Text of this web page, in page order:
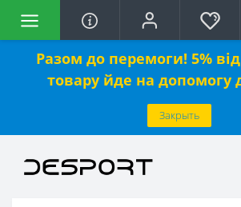
Разом до перемоги! 5%
товару йде на допомогу
Закрыть